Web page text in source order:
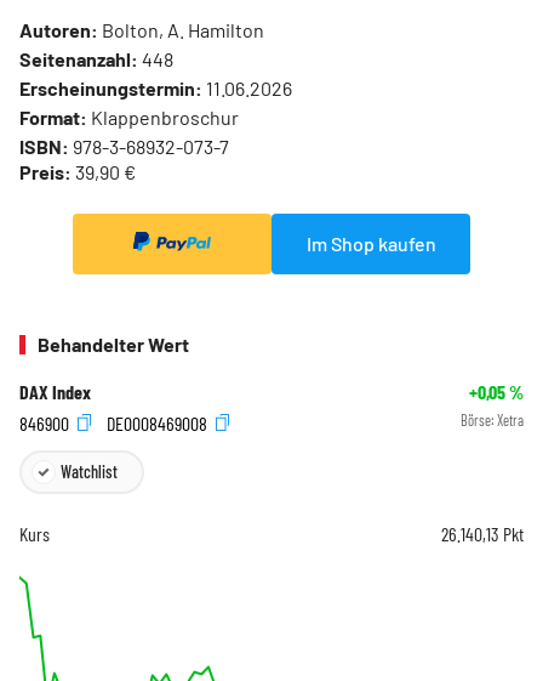
Autoren: Bolton, A. Hamilton
Seitenanzahl: 448
Erscheinungstermin: 11.06.2026
Format: Klappenbroschur
ISBN: 978-3-68932-073-7
Preis: 39,90 €
Im Shop kaufen
Behandelter Wert
DAX Index +0,05%
846900
DE0008469008 Börse: Xetra
Watchlist
Kurs 26.140,13 Pkt